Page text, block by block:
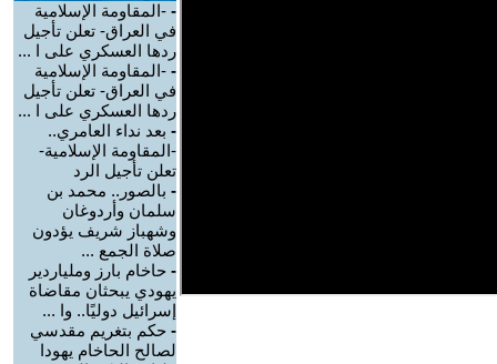
- -المقاومة الإسلامية
في العراق- تعلن تأجيل
ردها العسكري على ا ...
- -المقاومة الإسلامية
في العراق- تعلن تأجيل
ردها العسكري على ا ...
- بعد نداء العامري..
-المقاومة الإسلامية-
تعلن تأجيل الرد
- بالصور.. محمد بن
سلمان وأردوغان
وشهباز شريف يؤدون
صلاة الجمع ...
- حاخام بارز وملياردير
يهودي يبحثان مقاضاة
إسرائيل دوليًا.. وا ...
- حكم بتغريم مقدسي
لصالح الحاخام يهودا